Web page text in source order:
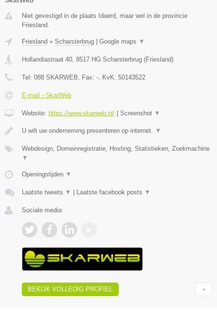
Niet gevestigd in de plaats Idaerd, maar wel in de provincie
Friesland.
Friesland » Scharsterbrug Google maps ▼
Hollandiastraat 40 8517 HG Scharsterbrug (Friesland)
Tel: 088 SKARWEB , Fax: - , KvK: 50143522
E-mail › SkarWeb
Website: https://www.skarweb.nl/ Screenshot ▼
U wilt uw onderneming presenteren op internet. ▼
Webdesign, Domeinregistratie, Hosting, Statistieken, Zoekmachine
▼
Openingstijden ▼
Laatste tweets ▼ Laatste facebook posts ▼
Sociale media:
BEKIJK VOLLEDIG PROFIEL